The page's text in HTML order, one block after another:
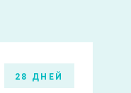
28 ДНЕЙ